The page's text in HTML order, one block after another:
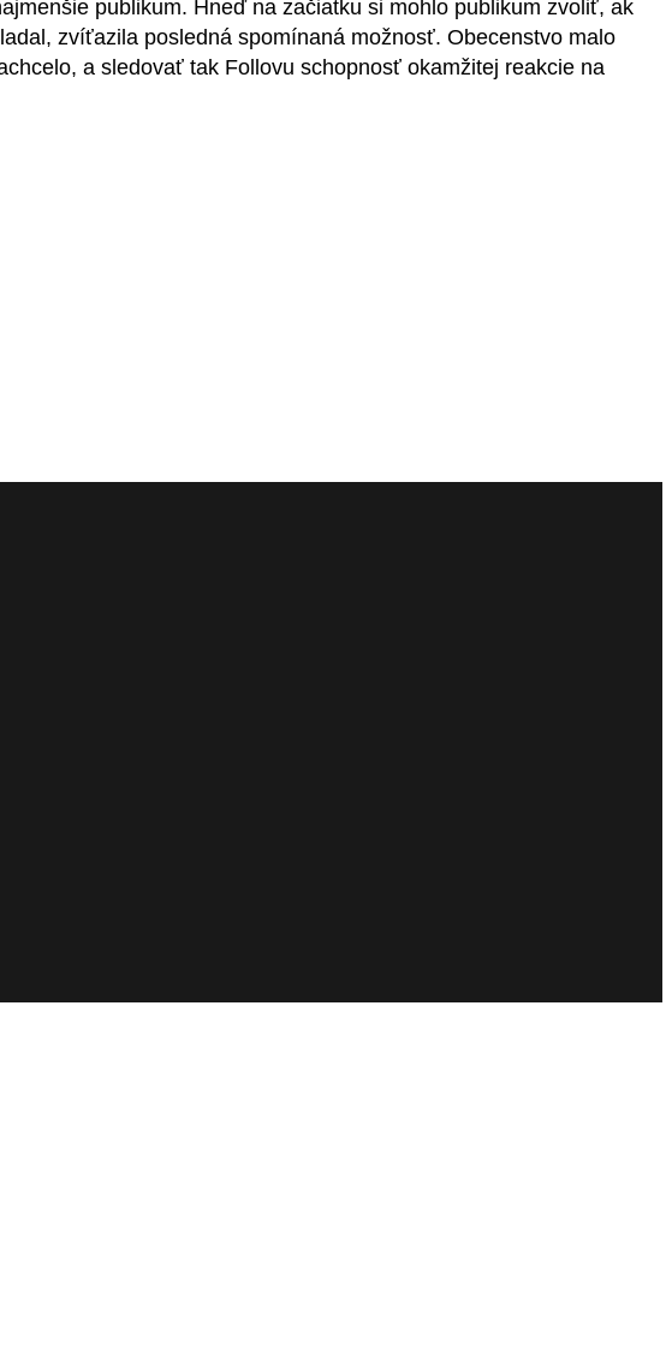
publikum. Hneď na začiatku si mohlo publikum zvoliť, ak
zvíťazila posledná spomínaná možnosť. Obecenstvo malo
a sledovať tak Follovu schopnosť okamžitej reakcie na